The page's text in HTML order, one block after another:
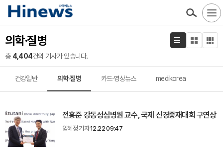
의학·질병
총 4,404건의 기사가 있습니다.
건강일반 의학·질병 카드·영상뉴스 medikorea
전홍준 강동성심병원 교수, 국제 신경중재대회 구연상
임혜정 기자12.22 09:47